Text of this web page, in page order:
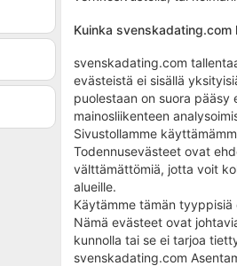
Kuinka
svenskadating.com
evästeistä ei sisällä
puolestaan ​​on suora pääsy
mainosliikenteen
Sivustollamme
Todennusevästeet ovat
välttämättömiä, jotta voit
alueille.
Käytämme tämän
Nämä evästeet ovat
kunnolla tai se ei tarjoa
svenskadating.com